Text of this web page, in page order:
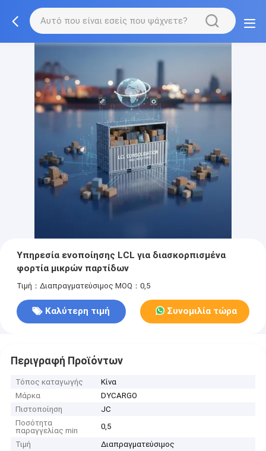
Υπηρεσία ενοποίησης LCL για διασκορπισμένα
φορτία μικρών παρτίδων
Τιμή：Διαπραγματεύσιμος MOQ：0,5
Καλύτερη τιμή Συνομιλία τώρα
Περιγραφή Προϊόντων
Τόπος καταγωγής
Κίνα
Μάρκα
DYCARGO
Πιστοποίηση
JC
Ποσότητα
παραγγελίας min
0,5
Τιμή
Διαπραγματεύσιμος